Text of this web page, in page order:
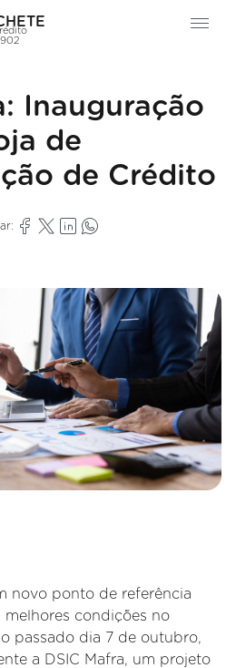
Inauguração
de
de Crédito
novo ponto de referência
condições no
passado dia 7 de outubro,
a DSIC Mafra, um projeto